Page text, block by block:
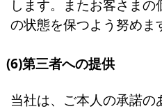
します。またお客さま
の状態を保つよう努めま
(6)第三者への提供
当社は、ご本人の承諾